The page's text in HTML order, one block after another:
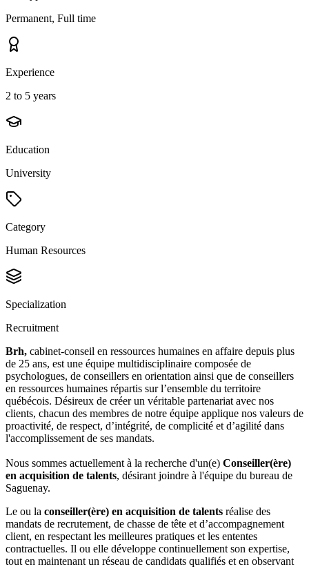
Permanent, Full time
Experience
2 to 5 years
Education
University
Category
Human Resources
Specialization
Recruitment
Brh, cabinet-conseil en ressources humaines en affaire depuis plus
de 25 ans, est une équipe multidisciplinaire composée de
psychologues, de conseillers en orientation ainsi que de conseillers
en ressources humaines répartis sur l’ensemble du territoire
québécois. Désireux de créer un véritable partenariat avec nos
clients, chacun des membres de notre équipe applique nos valeurs de
proactivité, de respect, d’intégrité, de complicité et d’agilité dans
l'accomplissement de ses mandats.
Nous sommes actuellement à la recherche d'un(e) Conseiller(ère)
en acquisition de talents, désirant joindre à l'équipe du bureau de
Saguenay.
Le ou la conseiller(ère) en acquisition de talents réalise des
mandats de recrutement, de chasse de tête et d’accompagnement
client, en respectant les meilleures pratiques et les ententes
contractuelles. Il ou elle développe continuellement son expertise,
tout en maintenant un réseau de candidats qualifiés et en observant